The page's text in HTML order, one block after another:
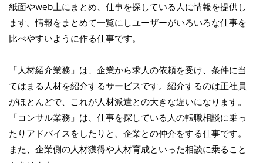
紙面やweb上にまとめ、仕事を探している人に情報を提供し
ます。情報をまとめて一覧にしユーザーがいろいろな仕事を
比べやすいように作る仕事です。
「人材紹介業務」は、企業から求人の依頼を受け、条件に当
てはまる人材を紹介するサービスです。紹介するのは正社員
がほとんどで、これが人材派遣との大きな違いになります。
「コンサル業務」は、仕事を探している人の転職相談に乗っ
たりアドバイスをしたりと、企業との仲介をする仕事です。
また、企業側の人材獲得や人材育成といった相談に乗ること